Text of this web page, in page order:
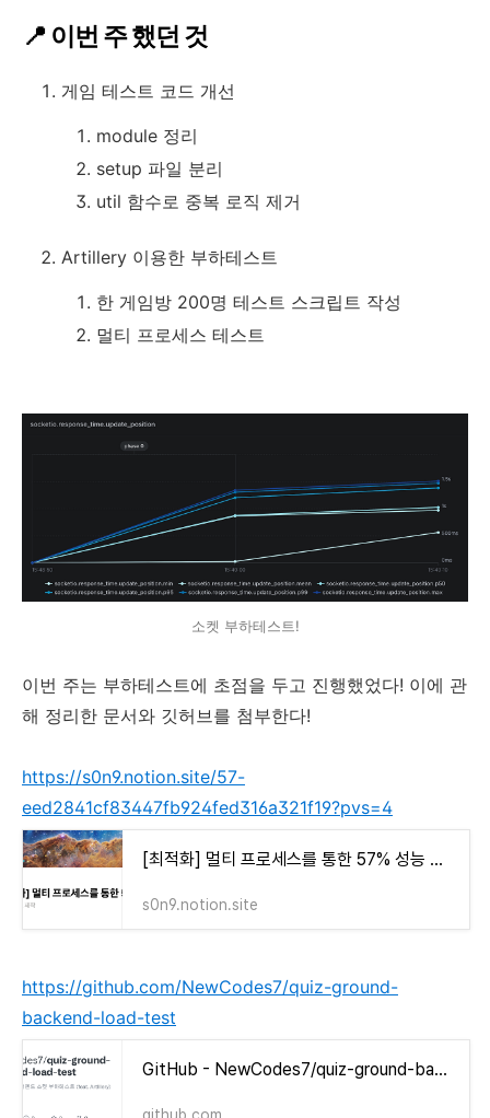
📍 이번 주 했던 것
게임 테스트 코드 개선
module 정리
setup 파일 분리
util 함수로 중복 로직 제거
Artillery 이용한 부하테스트
한 게임방 200명 테스트 스크립트 작성
멀티 프로세스 테스트
소켓 부하테스트!
이번 주는 부하테스트에 초점을 두고 진행했었다! 이에 관
해 정리한 문서와 깃허브를 첨부한다!
https://s0n9.notion.site/57-
eed2841cf83447fb924fed316a321f19?pvs=4
[최적화] 멀티 프로세스를 통한 57% 성능 향상 | Notion
s0n9.notion.site
https://github.com/NewCodes7/quiz-ground-
backend-load-test
GitHub - NewCodes7/quiz-ground-backend-load-test: 퀴즈그라운드 백엔드 소켓 부하테스트 (feat. Artillery)